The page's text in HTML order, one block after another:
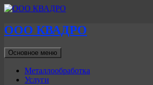
ООО КВАДРО
Поиск
Основное меню
к
содержимому
Металлообработка
Услуги